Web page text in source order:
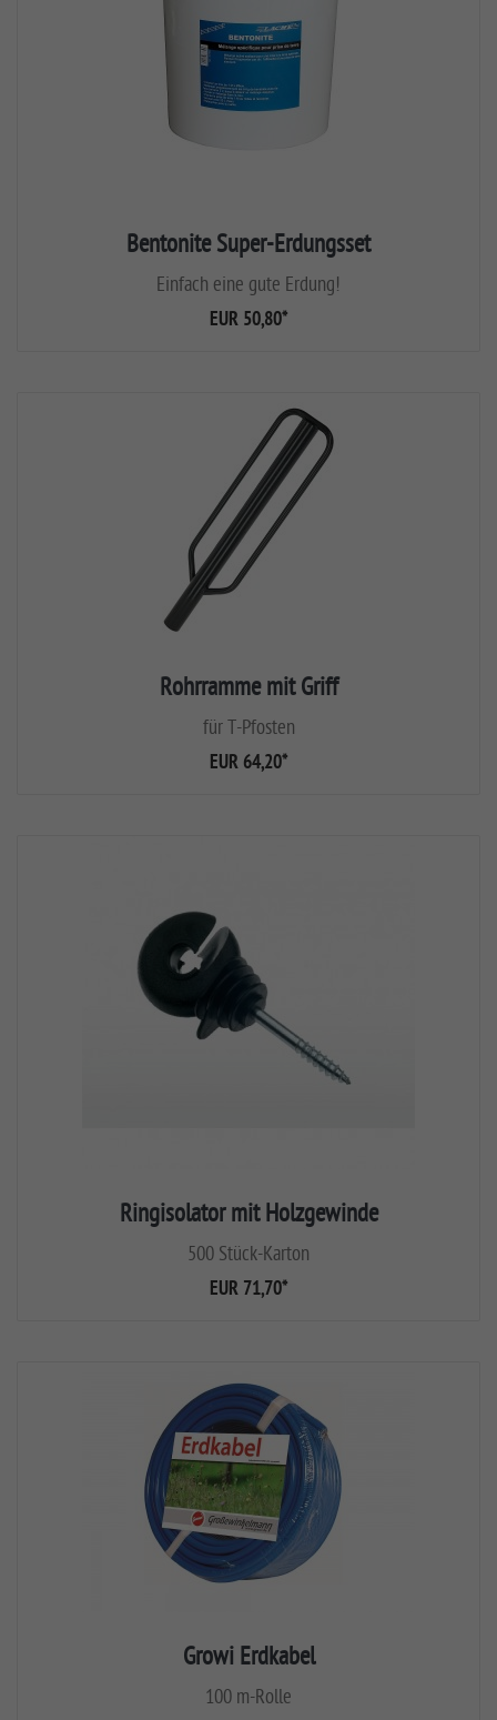
Bentonite Super-Erdungsset
Einfach eine gute Erdung!
EUR 50,80*
Rohrramme mit Griff
für T-Pfosten
EUR 64,20*
Ringisolator mit Holzgewinde
500 Stück-Karton
EUR 71,70*
Growi Erdkabel
100 m-Rolle